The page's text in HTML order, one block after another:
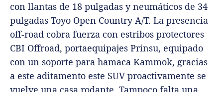
con llantas de 18 pulgadas y neumáticos de 34
pulgadas Toyo Open Country A/T. La presencia
off-road cobra fuerza con estribos protectores
CBI Offroad, portaequipajes Prinsu, equipado
con un soporte para hamaca Kammok, gracias
a este aditamento este SUV proactivamente se